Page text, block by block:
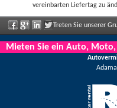
vereinbarten Liefertag zu
Treten Sie unserer
Mitarbeiter, sagen Sie uns Ihre
Angebote, die regelmäßig bekannt
Mieten Sie ein Auto, Moto,